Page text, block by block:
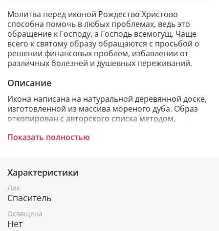
Молитва перед иконой Рождество Христово
способна помочь в любых проблемах, ведь это
обращение к Господу, а Господь всемогущ. Чаще
всего к святому образу обращаются с просьбой о
решении финансовых проблем, избавлении от
различных болезней и душевных переживаний.
Описание
Икона написана на натуральной деревянной доске,
изготовленной из массива мореного дуба. Образ
откопирован с авторского списка методом,
получившим одобрение русской православной
церкви.
При окончательном оформлении образа
использовались специальные фронтажные грунты,
выравнивающие лаки и темперные краски. Венец и
поля иконы вручную украшены рельефным
орнаментом и натуральным жемчугом или
полудрагоценными камнями.
Показать полностью
Характеристики
Лик
Спаситель
Освящена
Нет